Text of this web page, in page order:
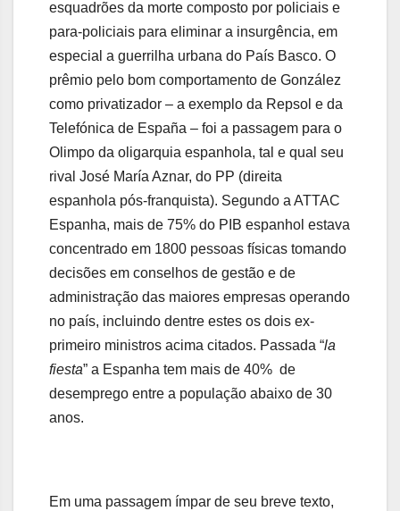
esquadrões da morte composto por policiais e
para-policiais para eliminar a insurgência, em
especial a guerrilha urbana do País Basco. O
prêmio pelo bom comportamento de González
como privatizador – a exemplo da Repsol e da
Telefónica de España – foi a passagem para o
Olimpo da oligarquia espanhola, tal e qual seu
rival José María Aznar, do PP (direita
espanhola pós-franquista). Segundo a ATTAC
Espanha, mais de 75% do PIB espanhol estava
concentrado em 1800 pessoas físicas tomando
decisões em conselhos de gestão e de
administração das maiores empresas operando
no país, incluindo dentre estes os dois ex-
primeiro ministros acima citados. Passada “la
fiesta” a Espanha tem mais de 40% de
desemprego entre a população abaixo de 30
anos.
Em uma passagem ímpar de seu breve texto,